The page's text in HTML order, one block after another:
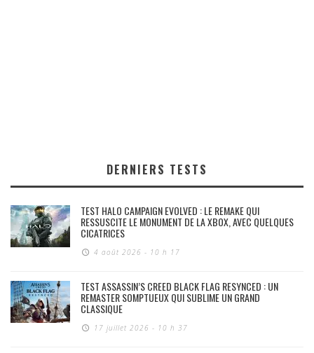
DERNIERS TESTS
TEST HALO CAMPAIGN EVOLVED : LE REMAKE QUI
RESSUSCITE LE MONUMENT DE LA XBOX, AVEC QUELQUES
CICATRICES
4 août 2026 - 10 h 17
TEST ASSASSIN’S CREED BLACK FLAG RESYNCED : UN
REMASTER SOMPTUEUX QUI SUBLIME UN GRAND
CLASSIQUE
17 juillet 2026 - 10 h 37